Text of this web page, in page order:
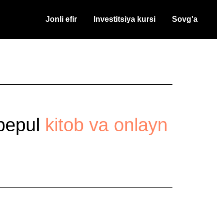
Jonli efir Investitsiya kursi Sovg'a
kitob va onlayn